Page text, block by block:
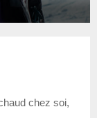
chez soi,